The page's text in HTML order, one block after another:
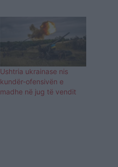
Ushtria ukrainase nis
kundër-ofensivën e
madhe në jug të vendit